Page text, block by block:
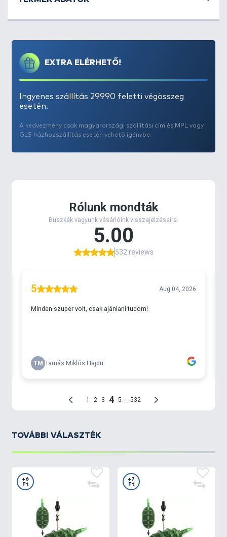
EXTRA ELÉRHETŐ!
Ingyenes szállítás 29990 feletti végösszeg
esetén.
A kedvezmény csak magyarországi szállítási cím és MPL vagy
GLS házhozszállítás esetén vehető igénybe.
TOVÁBBI VÁLASZTÉK
+6
Ft
+7
Ft